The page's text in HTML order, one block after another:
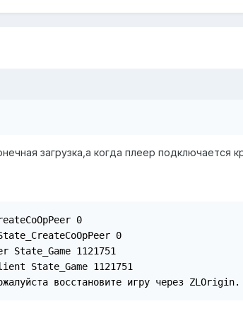
загрузка,а когда плеер подключается
0
0
State_Game 1121751
State_Game 1121751
восстановите игру через ZLOrigin.